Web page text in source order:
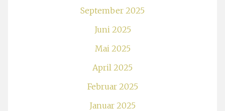
September 2025
Juni 2025
Mai 2025
April 2025
Februar 2025
Januar 2025